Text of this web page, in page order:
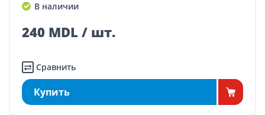
В наличии
240 MDL / шт.
Сравнить
Купить